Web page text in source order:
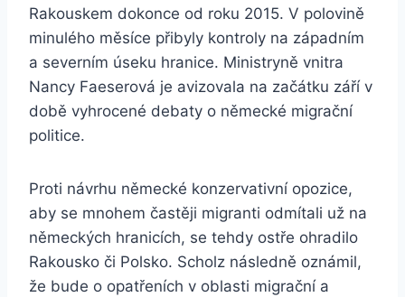
Rakouskem dokonce od roku 2015. V polovině
minulého měsíce přibyly kontroly na západním
a severním úseku hranice. Ministryně vnitra
Nancy Faeserová je avizovala na začátku září v
době vyhrocené debaty o německé migrační
politice.
Proti návrhu německé konzervativní opozice,
aby se mnohem častěji migranti odmítali už na
německých hranicích, se tehdy ostře ohradilo
Rakousko či Polsko. Scholz následně oznámil,
že bude o opatřeních v oblasti migrační a